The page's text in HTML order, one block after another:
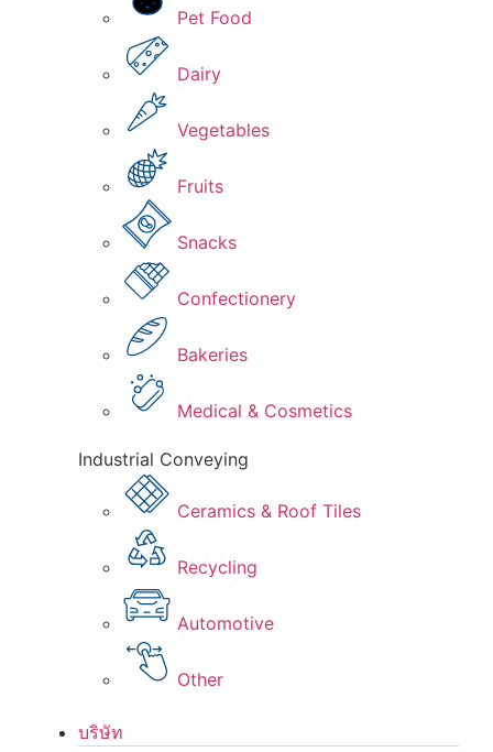
Pet Food
Dairy
Vegetables
Fruits
Snacks
Confectionery
Bakeries
Medical & Cosmetics
Industrial Conveying
Ceramics & Roof Tiles
Recycling
Automotive
Other
บริษัท